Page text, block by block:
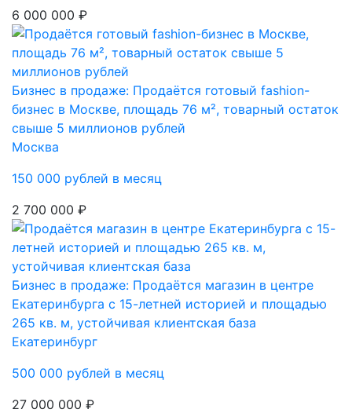
6 000 000 ₽
Бизнес в продаже: Продаётся готовый fashion-
бизнес в Москве, площадь 76 м², товарный остаток
свыше 5 миллионов рублей
Москва
150 000 рублей в месяц
2 700 000 ₽
Бизнес в продаже: Продаётся магазин в центре
Екатеринбурга с 15-летней историей и площадью
265 кв. м, устойчивая клиентская база
Екатеринбург
500 000 рублей в месяц
27 000 000 ₽